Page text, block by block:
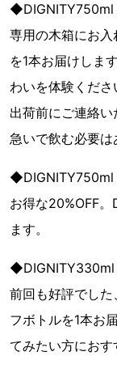
専用の木箱にお入
を1本お届けしま
わいを体験くださ
出荷前にご連絡い
急いで飲む必要は
お得な20%OFF
ます。
◆DIGNITY330ml
前回も好評でし
フボトルを1本お
てみたい方におす